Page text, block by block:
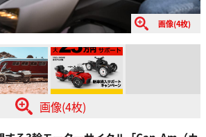
画像(4枚)
画像(4枚)